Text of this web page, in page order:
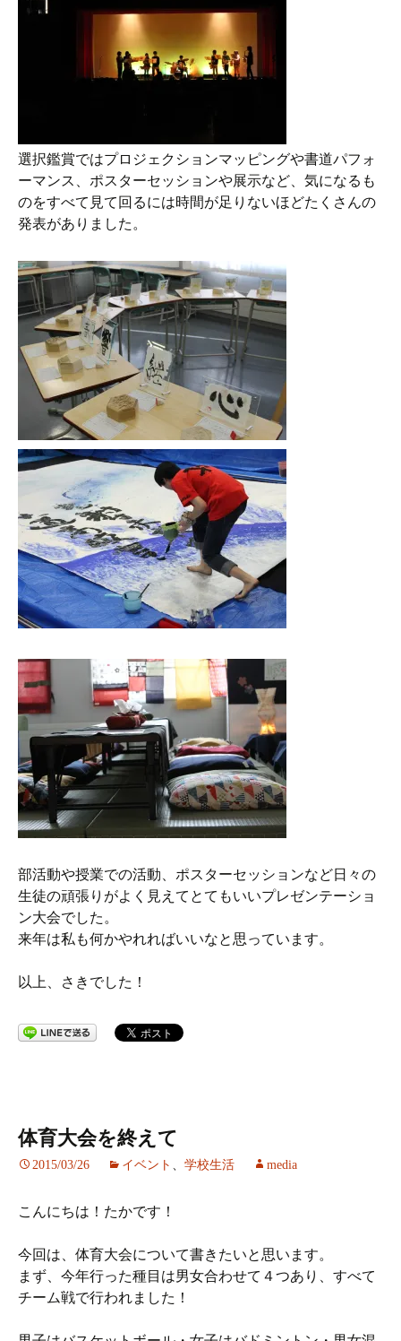
選択鑑賞ではプロジェクションマッピングや書道パフォ
ーマンス、ポスターセッションや展示など、気になるも
のをすべて見て回るには時間が足りないほどたくさんの
発表がありました。
部活動や授業での活動、ポスターセッションなど日々の
生徒の頑張りがよく見えてとてもいいプレゼンテーショ
ン大会でした。
来年は私も何かやれればいいなと思っています。
以上、さきでした！
体育大会を終えて
2015/03/26 イベント 、 学校生活 media
こんにちは！たかです！
今回は、体育大会について書きたいと思います。
まず、今年行った種目は男女合わせて４つあり、すべて
チーム戦で行われました！